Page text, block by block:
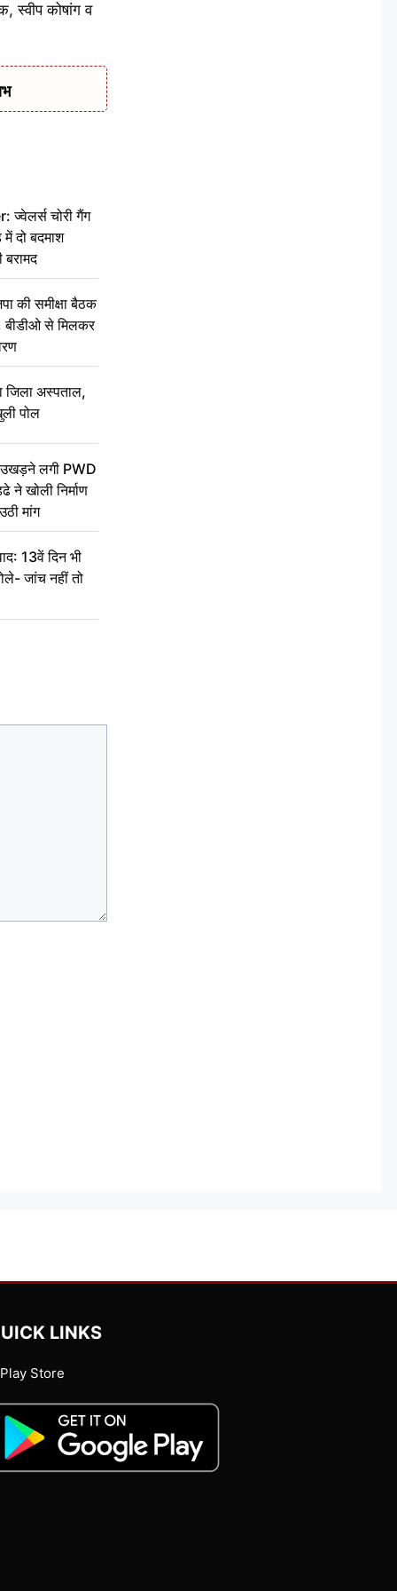
स्वीप कोषांग व
चोरी गैंग
दो बदमाश
की समीक्षा बैठक
बीडीओ से मिलकर
जिला अस्पताल,
पोल
लगी PWD
खोली निर्माण
मांग
13वें दिन भी
जांच नहीं तो
LINKS
Play Store